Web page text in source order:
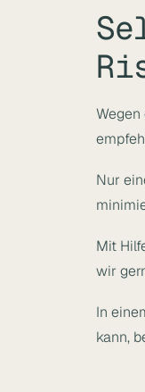
Nur
Mit
wir
In
kann,